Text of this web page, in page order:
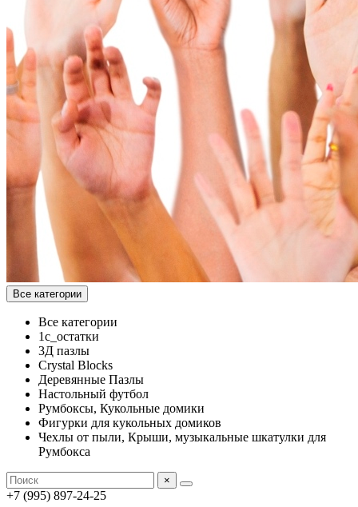
Все категории
Все категории
1с_остатки
3Д пазлы
Crystal Blocks
Деревянные Пазлы
Настольный футбол
Румбоксы, Кукольные домики
Фигурки для кукольных домиков
Чехлы от пыли, Крыши, музыкальные шкатулки для
Румбокса
×
+7 (995) 897-24-25